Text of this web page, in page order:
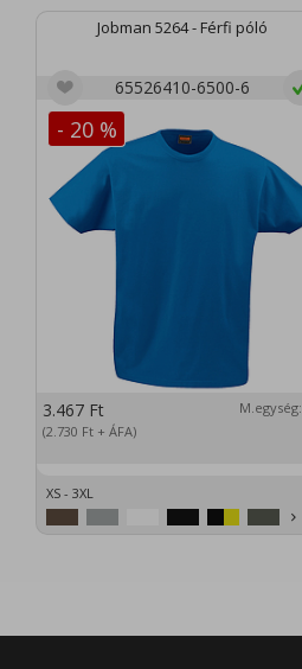
Jobman 5264 - Férfi póló
65526410-6500-6
- 20 %
3.467 Ft
(2.730 Ft + ÁFA)
M.egység:
XS - 3XL